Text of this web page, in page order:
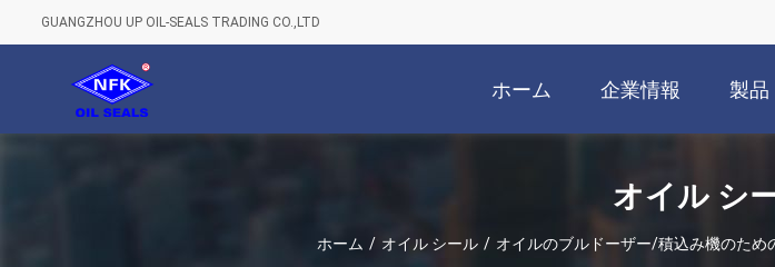
GUANGZHOU UP OIL-SEALS TRADING CO.,LTD
ホーム 企業情報 製品
オイル シ
ホーム / オイル シール / オイルのブルドーザー/積込み機のため